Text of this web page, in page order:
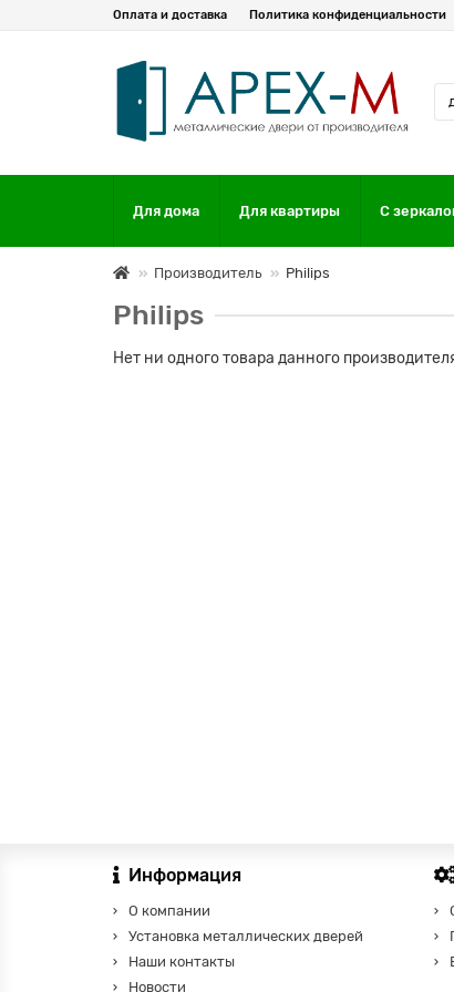
Оплата и доставка Политика конфиденциальности
Для дома Для квартиры С
Производитель Philips
Philips
Нет ни одного товара данного
Информация
О компании
Установка металлических дверей
Наши контакты
Новости